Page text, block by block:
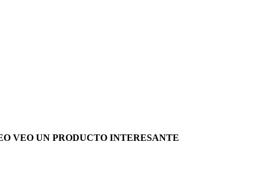
VEO UN PRODUCTO INTERESANTE